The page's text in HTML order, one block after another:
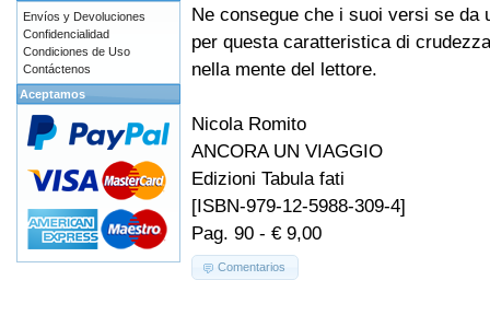
Ne consegue che i suoi versi se da
per questa caratteristica di
nella mente del lettore.
Nicola Romito
ANCORA UN VIAGGIO
Edizioni Tabula fati
[ISBN-979-12-5988-309-4]
Pag. 90 - € 9,00
Comentarios
Envíos y Devoluciones
Confidencialidad
Condiciones de Uso
Contáctenos
Aceptamos